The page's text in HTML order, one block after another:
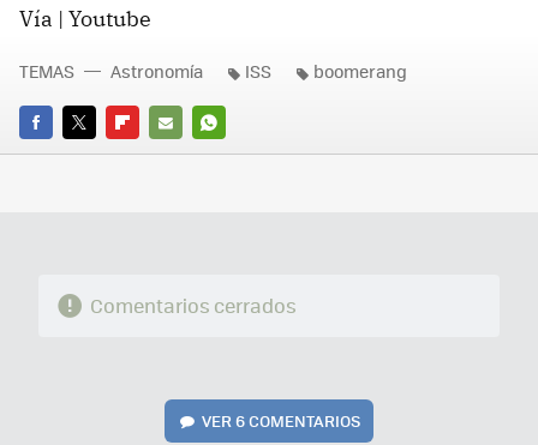
Vía | Youtube
FACEBOOK
TWITTERFLIPBOARD
E-
WHATSAPP
TEMAS Astronomía ISS boomerang
Comentarios cerrados
VER 6 COMENTARIOS